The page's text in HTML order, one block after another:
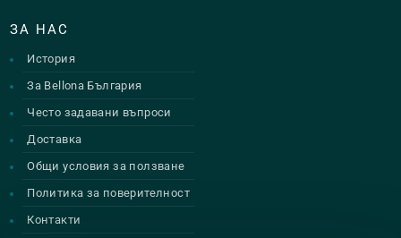
ЗА НАС
История
За Bellona България
Често задавани въпроси
Доставка
Общи условия за ползване
Политика за поверителност
Контакти